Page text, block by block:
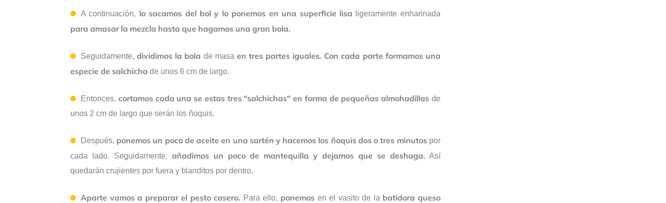
A continuación, lo sacamos del bol y lo ponemos en una superficie lisa ligeramente enharinada
para amasar la mezcla hasta que hagamos una gran bola.
Seguidamente,dividimos la bola de masa en tres partes iguales. Con cada parte formamos una
especie de salchicha de unos 6 cm de largo.
Entonces, cortamos cada una se estas tres "salchichas" en forma de pequeñas almohadillas de
unos 2 cm de largo que serán los ñoquis.
Después, ponemos un poco de aceite en una sartén y hacemos los ñoquis dos o tres minutospor
cada lado. Seguidamente, añadimos un poco de mantequilla y dejamos que se deshaga. Así
quedarán crujientes por fuera y blanditos por dentro.
Aparte vamos a preparar el pesto casero. Para ello, ponemos en el vasito de la batidora queso